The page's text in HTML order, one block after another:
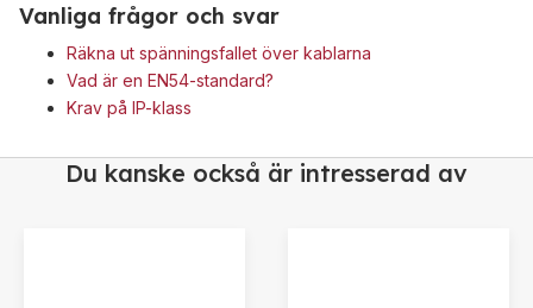
Vanliga frågor och svar
Räkna ut spänningsfallet över kablarna
Vad är en EN54-standard?
Krav på IP-klass
Du kanske också är intresserad av